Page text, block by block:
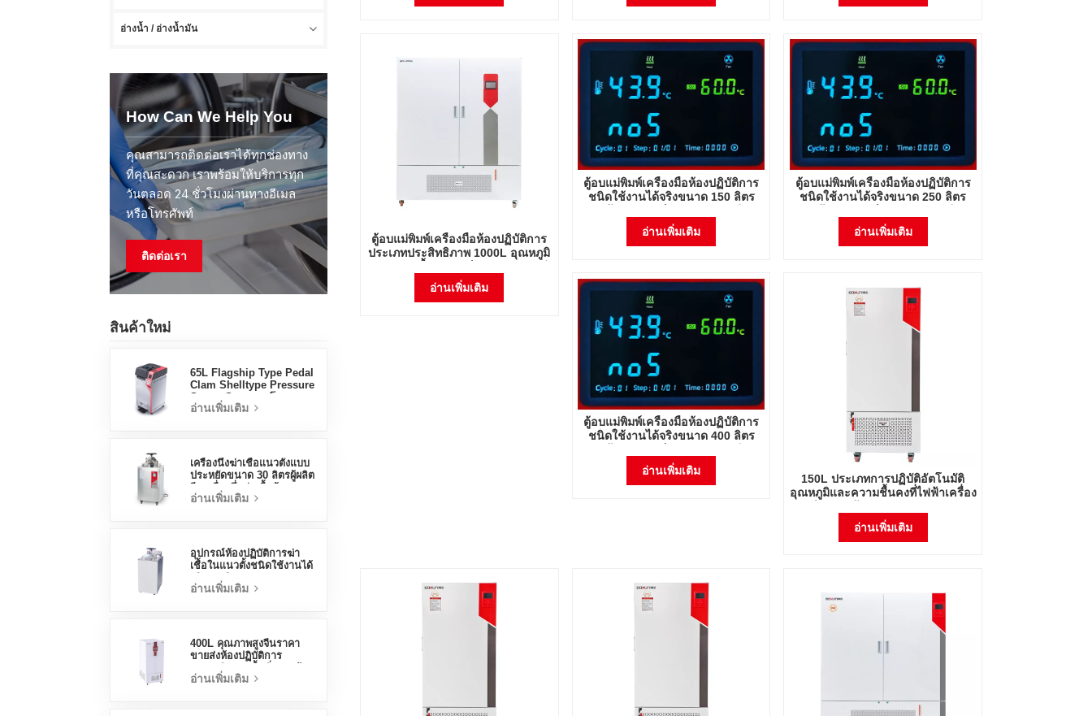
อ่างน้ำ / อ่างน้ำมัน
How Can We Help You
คุณสามารถติดต่อเราได้ทุกช่องทาง
ที่คุณสะดวก เราพร้อมให้บริการทุก
วันตลอด 24 ชั่วโมงผ่านทางอีเมล
หรือโทรศัพท์
ติดต่อเรา
สินค้าใหม่
65L Flagship Type Pedal
Clam Shelltype Pressure
Steam Steamer โรงงาน
ขายตรงโรงงานในประเทศ
อ่านเพิ่มเติม
เครื่องนึ่งฆ่าเชื้อแนวตั้งแบบ
ประหยัดขนาด 30 ลิตรผู้ผลิต
จีนเครื่องนึ่งฆ่าเชื้อด้วยแรง
ดัน
อ่านเพิ่มเติม
อุปกรณ์ห้องปฏิบัติการฆ่า
เชื้อในแนวตั้งชนิดใช้งานได้
จริง 70 ลิตรการออกแบบ
แนวตั้งเครื่องนึ่งขวดนมด้วย
อ่านเพิ่มเติม
400L คุณภาพสูงจีนราคา
ขายส่งห้องปฏิบัติการ
อุณหภูมิความชื้นสิ่งแวดล้อม
Stable Test Chamber
อ่านเพิ่มเติม
ตู้อบแม่พิมพ์เครื่องมือห้องปฏิบัติการ
ประเภทประสิทธิภาพ 1000L อุณหภูมิ
พร้อมหลอด UV
อ่านเพิ่มเติม
ตู้อบแม่พิมพ์เครื่องมือห้องปฏิบัติการ
ชนิดใช้งานได้จริงขนาด 150 ลิตร
ความชื้นพร้อมหลอด UV
อ่านเพิ่มเติม
ตู้อบแม่พิมพ์เครื่องมือห้องปฏิบัติการ
ชนิดใช้งานได้จริงขนาด 250 ลิตร
ความชื้นพร้อมหลอด UV
อ่านเพิ่มเติม
ตู้อบแม่พิมพ์เครื่องมือห้องปฏิบัติการ
ชนิดใช้งานได้จริงขนาด 400 ลิตร
ความชื้นพร้อมหลอด UV
อ่านเพิ่มเติม
150L ประเภทการปฏิบัติอัตโนมัติ
อุณหภูมิและความชื้นคงที่ไฟฟ้าเครื่อง
Instrument Lab Thermostatic
อุปกรณ์
อ่านเพิ่มเติม